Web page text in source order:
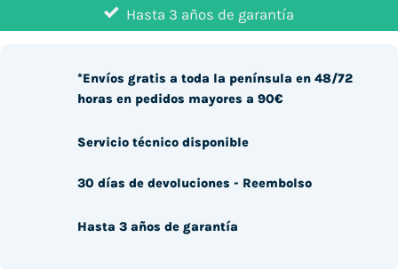
Hasta 3 años de garantía
*Envíos gratis a toda la península en 48/72
horas en pedidos mayores a 90€
Servicio técnico disponible
30 días de devoluciones - Reembolso
Hasta 3 años de garantía